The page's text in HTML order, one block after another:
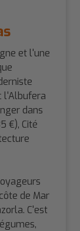
et l'une
l'Albufera
dans
€), Cité
de Mar
C'est